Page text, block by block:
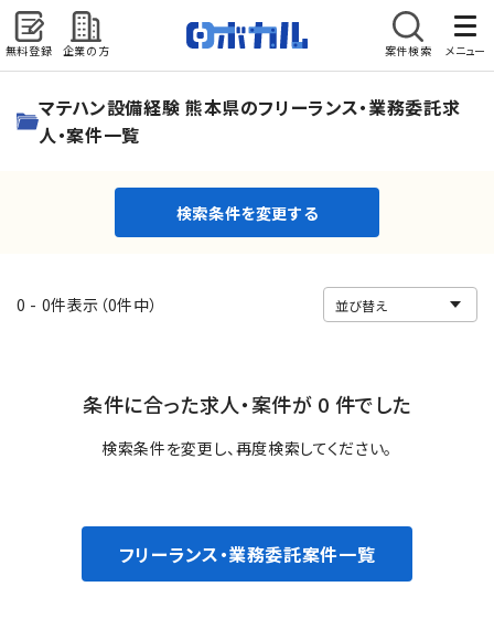
無料登録 企業の方 案件検索 メニュー
検索条件を変更する
マテハン設備経験 熊本県のフリーランス・業務委託求
人・案件一覧
検索条件を変更する
0 - 0件表示（0件中）
条件に合った求人・案件が 0 件でした
検索条件を変更し、再度検索してください。
フリーランス・業務委託案件一覧